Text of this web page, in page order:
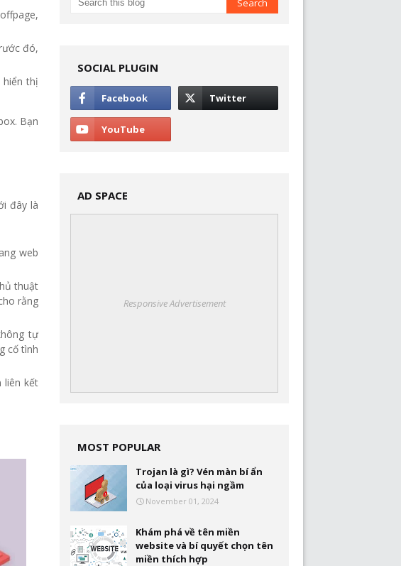
đó,
thị
Bạn
đây là
web
thuật
rằng
tự
cố tình
liên kết
SOCIAL PLUGIN
AD SPACE
Responsive Advertisement
MOST POPULAR
Trojan là gì? Vén màn bí ẩn
của loại virus hại ngầm
November 01, 2024
Khám phá về tên miền
website và bí quyết chọn tên
miền thích hợp